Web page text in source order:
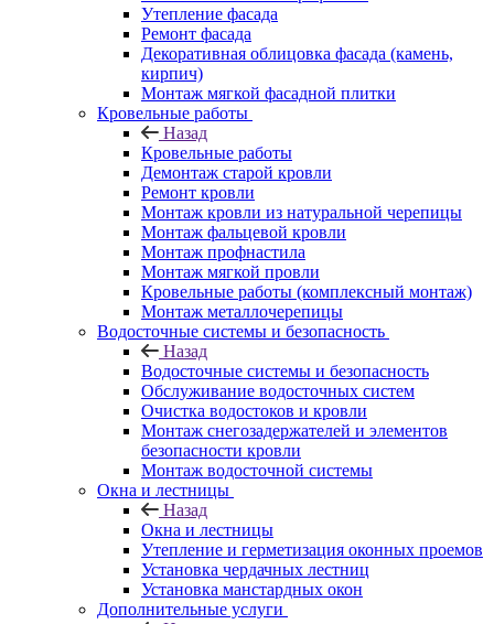
Утепление фасада
Ремонт фасада
Декоративная облицовка фасада (камень,
кирпич)
Монтаж мягкой фасадной плитки
Кровельные работы
Назад
Кровельные работы
Демонтаж старой кровли
Ремонт кровли
Монтаж кровли из натуральной черепицы
Монтаж фальцевой кровли
Монтаж профнастила
Монтаж мягкой провли
Кровельные работы (комплексный монтаж)
Монтаж металлочерепицы
Водосточные системы и безопасность
Назад
Водосточные системы и безопасность
Обслуживание водосточных систем
Очистка водостоков и кровли
Монтаж снегозадержателей и элементов
безопасности кровли
Монтаж водосточной системы
Окна и лестницы
Назад
Окна и лестницы
Утепление и герметизация оконных проемов
Установка чердачных лестниц
Установка манстардных окон
Дополнительные услуги